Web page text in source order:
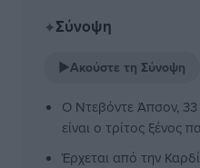
✦Σύνοψη
▶Ακούστε τη Σύνοψη
Ο Ντεβόντε Άπσον,
είναι ο τρίτος ξένος
Έρχεται από την